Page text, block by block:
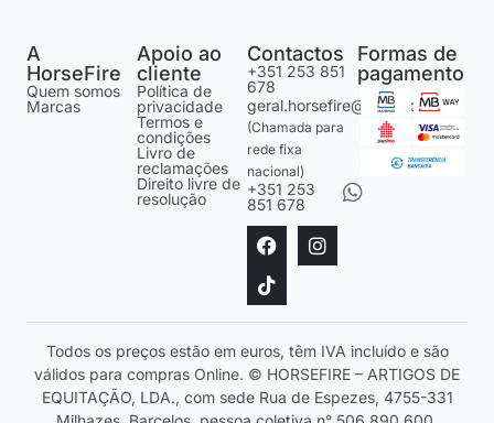
A
HorseFire
Quem somos
Marcas
Apoio ao
cliente
Política de
privacidade
Termos e
condições
Livro de
reclamações
Direito livre de
resolução
Contactos
+351 253 851
678
geral.horsefire@gmail.com
(Chamada para
rede fixa
nacional)
+351 253
851 678
Formas de
pagamento
Todos os preços estão em euros, têm IVA incluído e são
válidos para compras Online. © HORSEFIRE – ARTIGOS DE
EQUITAÇÃO, LDA., com sede Rua de Espezes, 4755-331